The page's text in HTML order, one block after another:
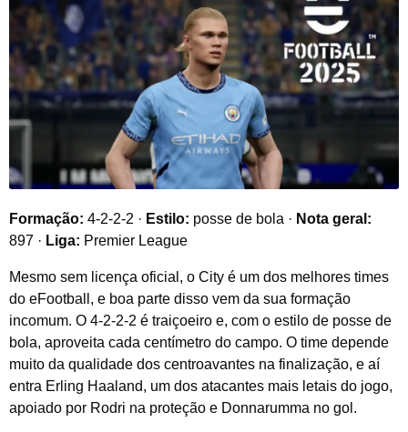
Formação: 4-2-2-2 · Estilo: posse de bola · Nota geral:
897 · Liga: Premier League
Mesmo sem licença oficial, o City é um dos melhores times
do eFootball, e boa parte disso vem da sua formação
incomum. O 4-2-2-2 é traiçoeiro e, com o estilo de posse de
bola, aproveita cada centímetro do campo. O time depende
muito da qualidade dos centroavantes na finalização, e aí
entra Erling Haaland, um dos atacantes mais letais do jogo,
apoiado por Rodri na proteção e Donnarumma no gol.